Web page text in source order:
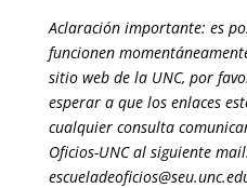
Aclaración importante: es
funcionen
sitio web de la UNC, por
esperar a que los enlaces
cualquier consulta
Oficios-UNC al siguiente
escueladeoficios@seu.